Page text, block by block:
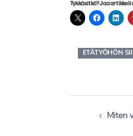
Tykkäsitkö? Jaa
ETÄTYÖHÖN
selausMiten